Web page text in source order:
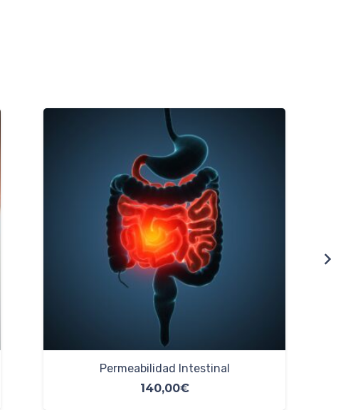
PCR Helicobacter Pylori
60,00€